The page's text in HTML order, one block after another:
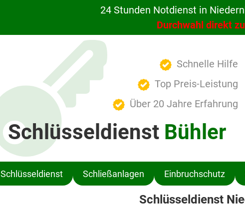
24 Stunden Notdienst in
Durchwahl direkt
Schnelle Hilfe
Top Preis-Leistung
Über 20 Jahre Erfahrung
Schlüsseldienst Bühler
Schlüsseldienst Schließanlagen Einbruchschutz
Schlüsseldienst